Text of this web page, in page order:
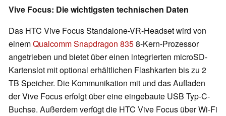
Vive Focus: Die wichtigsten technischen Daten
Das HTC Vive Focus Standalone-VR-Headset wird von
einemQualcomm Snapdragon 8358-Kern-Prozessor
angetrieben und bietet über einen integrierten microSD-
Kartenslot mit optional erhältlichen Flashkarten bis zu 2
TB Speicher. Die Kommunikation mit und das Aufladen
der Vive Focus erfolgt über eine eingebaute USB Typ-C-
Buchse. Außerdem verfügt die HTC Vive Focus über Wi-Fi